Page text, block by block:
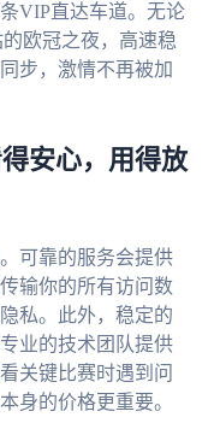
VIP直达车道。无论
欧冠之夜，高速稳
步，激情不再被加
安心，用得放
可靠的服务会提供
输你的所有访问数
私。此外，稳定的
业的技术团队提供
关键比赛时遇到问
身的价格更重要。